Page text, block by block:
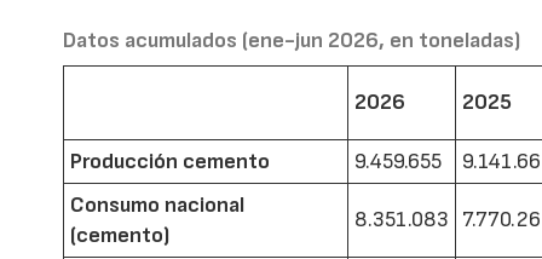
Datos acumulados (ene-jun 2026, en toneladas)
2026 2025
Producción cemento 9.459.655
Consumo nacional
(cemento)
8.351.083